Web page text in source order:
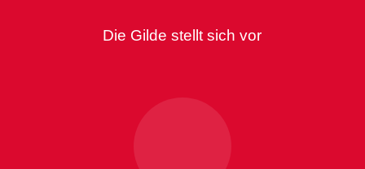
Die Gilde stellt sich vor